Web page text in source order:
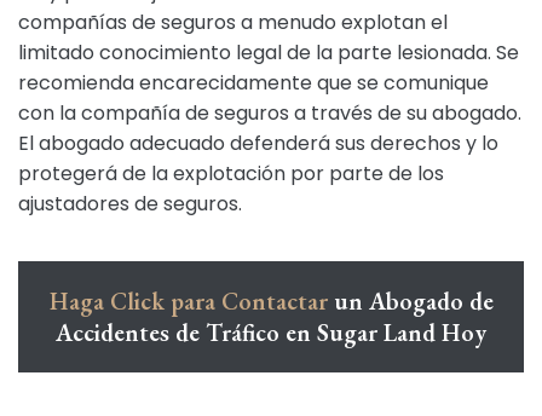
compañías de seguros a menudo explotan el
limitado conocimiento legal de la parte lesionada. Se
recomienda encarecidamente que se comunique
con la compañía de seguros a través de su abogado.
El abogado adecuado defenderá sus derechos y lo
protegerá de la explotación por parte de los
ajustadores de seguros.
Haga Click para Contactarun Abogado de
Accidentes de Tráfico en Sugar Land Hoy